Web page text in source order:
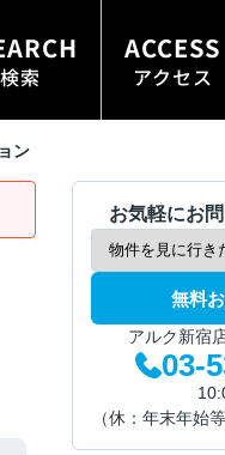
索
ACCESS
アクセス
ン
お気軽にお
無料
アルク新宿
03-
（休：年末年始